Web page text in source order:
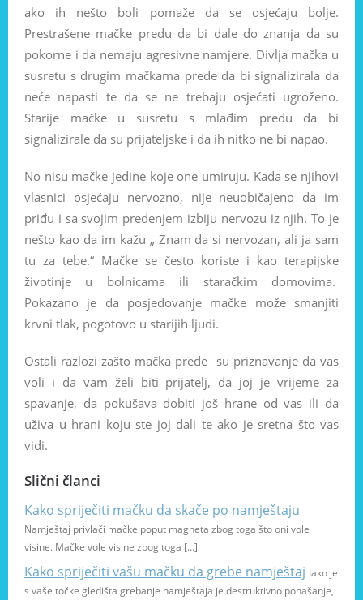
ako ih nešto boli pomaže da se osjećaju bolje.
Prestrašene mačke predu da bi dale do znanja da su
pokorne i da nemaju agresivne namjere. Divlja mačka u
susretu s drugim mačkama prede da bi signalizirala da
neće napasti te da se ne trebaju osjećati ugroženo.
Starije mačke u susretu s mlađim predu da bi
signalizirale da su prijateljske i da ih nitko ne bi napao.
No nisu mačke jedine koje one umiruju. Kada se njihovi
vlasnici osjećaju nervozno, nije neuobičajeno da im
priđu i sa svojim predenjem izbiju nervozu iz njih. To je
nešto kao da im kažu „ Znam da si nervozan, ali ja sam
tu za tebe.“ Mačke se često koriste i kao terapijske
životinje u bolnicama ili staračkim domovima.
Pokazano je da posjedovanje mačke može smanjiti
krvni tlak, pogotovo u starijih ljudi.
Ostali razlozi zašto mačka prede su priznavanje da vas
voli i da vam želi biti prijatelj, da joj je vrijeme za
spavanje, da pokušava dobiti još hrane od vas ili da
uživa u hrani koju ste joj dali te ako je sretna što vas
vidi.
Slični članci
Kako spriječiti mačku da skače po namještaju
Namještaj privlači mačke poput magneta zbog toga što oni vole
visine. Mačke vole visine zbog toga […]
Kako spriječiti vašu mačku da grebe namještaj Iako je
s vaše točke gledišta grebanje namještaja je destruktivno ponašanje,